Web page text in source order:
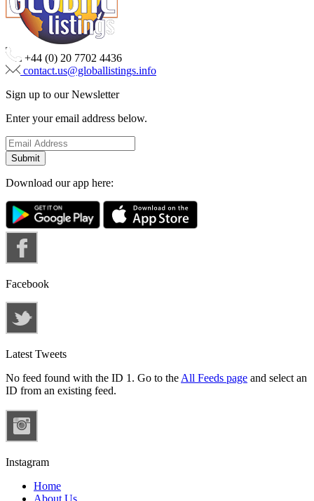
+44 (0) 20 7702 4436
contact.us@globallistings.info
Sign up to our Newsletter
Enter your email address below.
Download our app here:
Facebook
Latest Tweets
No feed found with the ID 1. Go to the All Feeds page and select an
ID from an existing feed.
Instagram
Home
About Us